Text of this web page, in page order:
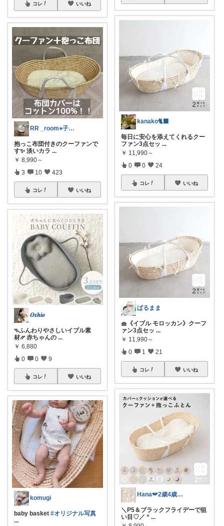
コレ いいね
RR _room⭐︎子育てと暮らし⭐︎
抱っこ布団付きのクーファンで
す✨ 淡いカラ ...
￥ 8,990～
3 10 423
コレ いいね
𝑶𝒔𝒉𝒊𝒐
⳹ふんわりやさしいイブル素
材⳼ 赤ちゃんの ...
￥ 6,880
0 0 9
コレ いいね
komugi
baby basket #オリジナル写真
...
kanako🐈‍⬛
毎日に安心を添えてくれるクー
ファン3点セッ ...
￥ 11,990～
0 0 24
コレ いいね
ぱるまま
🧺《イブル モロッカン》クーフ
ァン3点セッ ...
￥ 11,990～
0 1 21
コレ いいね
Hana🪽2歳4歳のママ
＼P5＆ブラックフライデーで狙
い目♡／ “ ...